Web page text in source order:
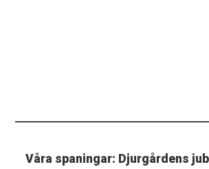
Våra spaningar: Djurgårdens